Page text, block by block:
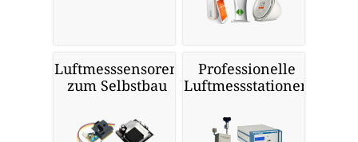
Luftmesssensoren
zum Selbstbau
Professionelle
Luftmessstationen